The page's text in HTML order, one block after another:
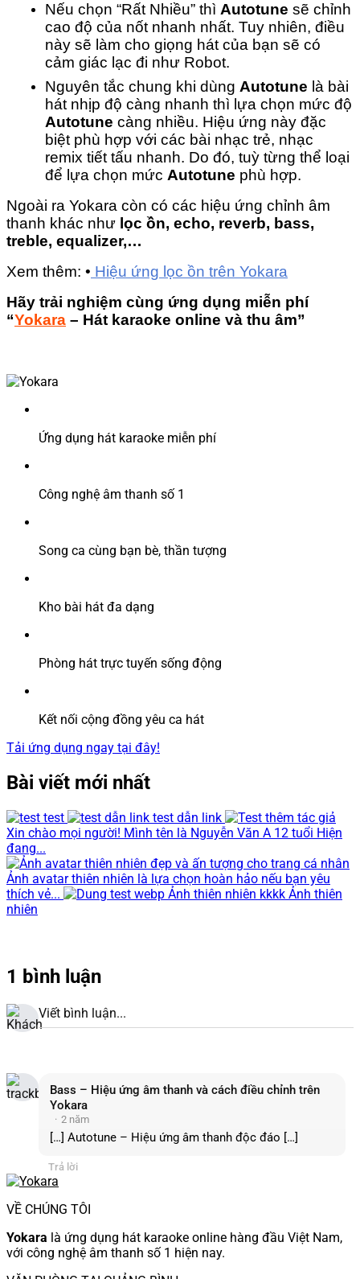
Nếu chọn “Rất Nhiều” thì Autotune sẽ chỉnh
cao độ của nốt nhanh nhất. Tuy nhiên, điều
này sẽ làm cho giọng hát của bạn sẽ có
cảm giác lạc đi như Robot.
Nguyên tắc chung khi dùng Autotune là bài
hát nhịp độ càng nhanh thì lựa chọn mức độ
Autotune càng nhiều. Hiệu ứng này đặc
biệt phù hợp với các bài nhạc trẻ, nhạc
remix tiết tấu nhanh. Do đó, tuỳ từng thể loại
để lựa chọn mức Autotune phù hợp.
Ngoài ra Yokara còn có các hiệu ứng chỉnh âm
thanh khác như lọc ồn, echo, reverb, bass,
treble, equalizer,…
Xem thêm: • Hiệu ứng lọc ồn trên Yokara
Hãy trải nghiệm cùng ứng dụng miễn phí
“Yokara – Hát karaoke online và thu âm”
Ứng dụng hát karaoke miễn phí
Công nghệ âm thanh số 1
Song ca cùng bạn bè, thần tượng
Kho bài hát đa dạng
Phòng hát trực tuyến sống động
Kết nối cộng đồng yêu ca hát
Tải ứng dụng ngay tại đây!
Bài viết mới nhất
test
test dẫn link
Xin chào mọi người! Mình tên là Nguyễn Văn A 12 tuổi Hiện
đang...
Ảnh avatar thiên nhiên là lựa chọn hoàn hảo nếu bạn yêu
thích vẻ...
Ảnh thiên nhiên kkkk Ảnh thiên
nhiên
1 bình luận
Viết bình luận...
Bass – Hiệu ứng âm thanh và cách điều chỉnh trên
Yokara
2 năm
[…] Autotune – Hiệu ứng âm thanh độc đáo […]
Trả lời
VỀ CHÚNG TÔI
Yokara là ứng dụng hát karaoke online hàng đầu Việt Nam,
với công nghệ âm thanh số 1 hiện nay.